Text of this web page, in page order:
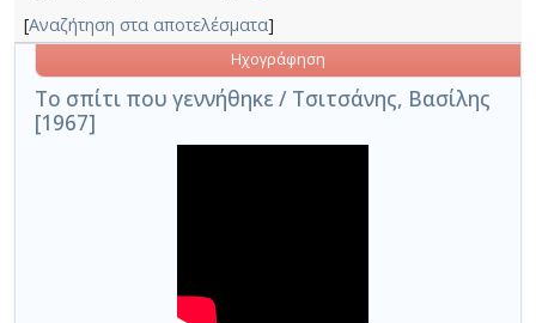
[Αναζήτηση στα αποτελέσματα]
Το σπίτι που γεννήθηκε / Τσιτσάνης, Βασίλης
[1967]
Ηχογράφηση